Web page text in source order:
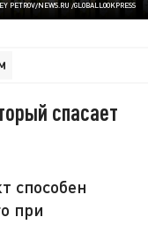
PETROV/NEWS.RU /GLOBALLOOKPRESS
спасает
способен
при